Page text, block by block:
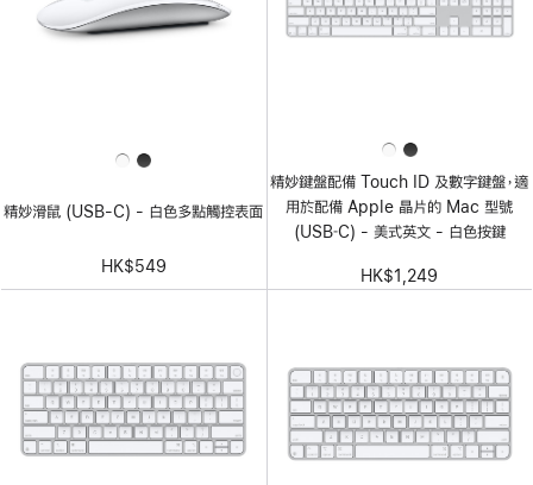
精妙滑鼠 (USB-C) - 白色多點觸控表面
HK$549
精妙鍵盤配備 Touch ID 及數字鍵盤，適
用於配備 Apple 晶片的 Mac 型號
(USB‑C) - 美式英文 - 白色按鍵
HK$1,249